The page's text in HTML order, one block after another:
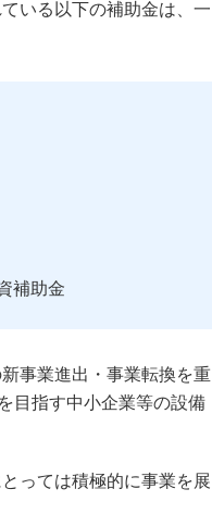
いる以下の補助金は、一
補助金
事業進出・事業転換を重
目指す中小企業等の設備
っては積極的に事業を展